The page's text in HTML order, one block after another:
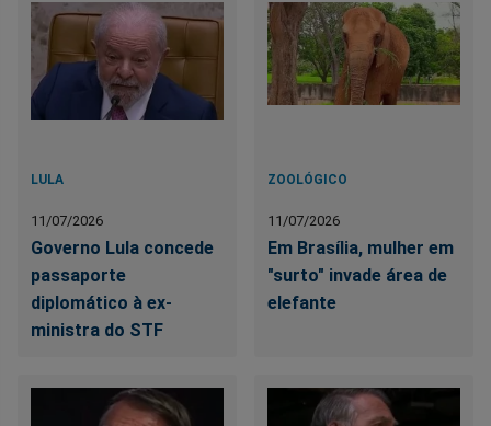
LULA
11/07/2026
Governo Lula concede
passaporte
diplomático à ex-
ministra do STF
ZOOLÓGICO
11/07/2026
Em Brasília, mulher em
"surto" invade área de
elefante